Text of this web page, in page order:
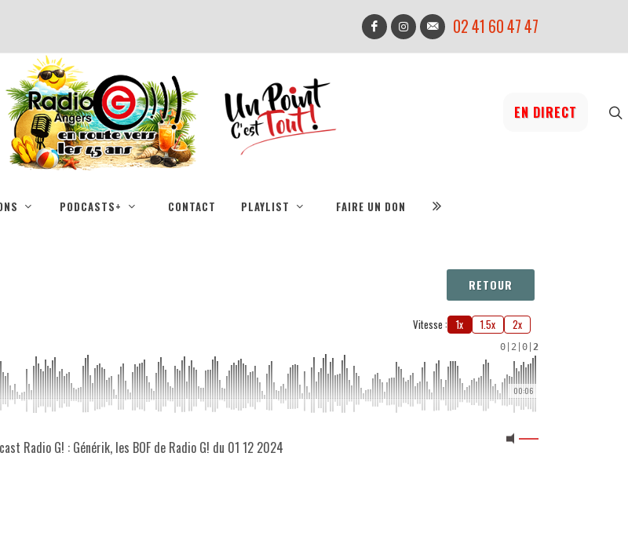
02 41 60 47 47
EN DIRECT
PODCASTS+ CONTACT PLAYLIST FAIRE UN DON
RETOUR
Vitesse : 1x 1.5x 2x
0 2 0 2
00:06
Radio G! : Générik, les BOF de Radio G! du 01 12 2024